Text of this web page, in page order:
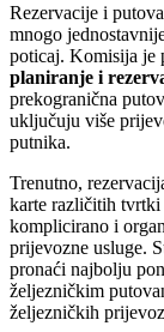
Rezervacije i
mnogo
poticaj. Komisija je
planiranje i
prekogranična
uključuju više
putnika.
Trenutno,
karte različitih
komplicirano i
prijevozne usluge.
pronaći najbolju
željezničkim
željezničkih